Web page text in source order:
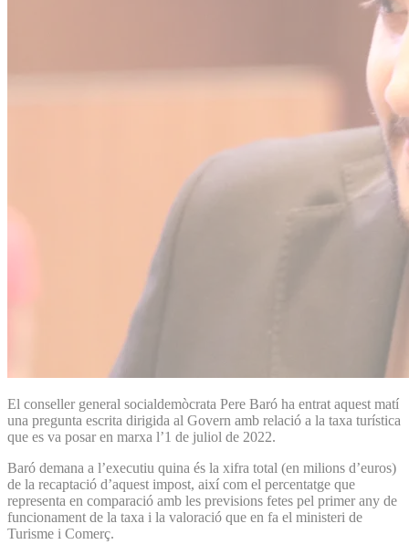
El conseller general socialdemòcrata Pere Baró ha entrat aquest matí
una pregunta escrita dirigida al Govern amb relació a la taxa turística
que es va posar en marxa l’1 de juliol de 2022.
Baró demana a l’executiu quina és la xifra total (en milions d’euros)
de la recaptació d’aquest impost, així com el percentatge que
representa en comparació amb les previsions fetes pel primer any de
funcionament de la taxa i la valoració que en fa el ministeri de
Turisme i Comerç.